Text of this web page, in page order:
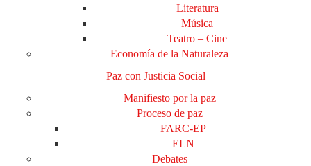
Literatura
Música
Teatro – Cine
Economía de la Naturaleza
Paz con Justicia Social
Manifiesto por la paz
Proceso de paz
FARC-EP
ELN
Debates